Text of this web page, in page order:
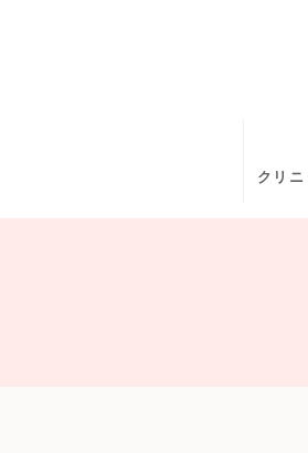
クリ